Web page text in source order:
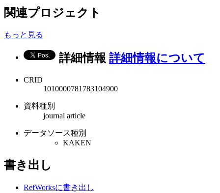
関連プロジェクト
もっと見る
詳細情報 詳細情報について
CRID
1010000781783104900
資料種別
journal article
データソース種別
KAKEN
書き出し
RefWorksに書き出し